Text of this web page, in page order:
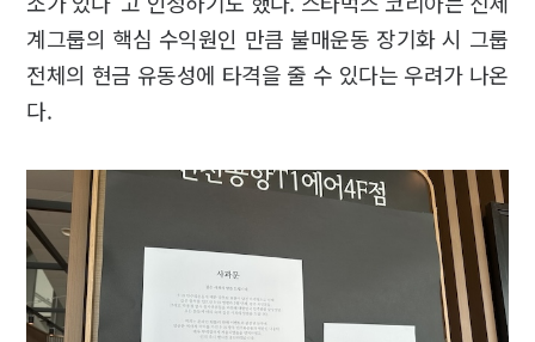
계그룹의 핵심 수익원인 만큼 불매운동 장기화 시 그룹
전체의 현금 유동성에 타격을 줄 수 있다는 우려가 나온
다.